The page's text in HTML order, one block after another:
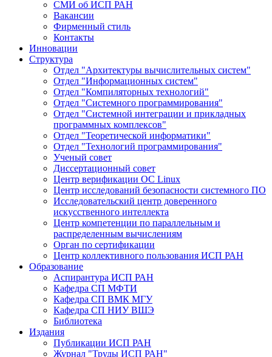
СМИ об ИСП РАН
Вакансии
Фирменный стиль
Контакты
Инновации
Структура
Отдел "Архитектуры вычислительных систем"
Отдел "Информационных систем"
Отдел "Компиляторных технологий"
Отдел "Системного программирования"
Отдел "Системной интеграции и прикладных
программных комплексов"
Отдел "Теоретической информатики"
Отдел "Технологий программирования"
Ученый совет
Диссертационный совет
Центр верификации ОС Linux
Центр исследований безопасности системного ПО
Исследовательский центр доверенного
искусственного интеллекта
Центр компетенции по параллельным и
распределенным вычислениям
Орган по сертификации
Центр коллективного пользования ИСП РАН
Образование
Аспирантура ИСП РАН
Кафедра СП МФТИ
Кафедра СП ВМК МГУ
Кафедра СП НИУ ВШЭ
Библиотека
Издания
Публикации ИСП РАН
Журнал "Труды ИСП РАН"